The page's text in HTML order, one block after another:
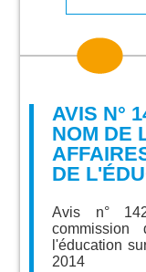
AVIS N°
NOM DE
DE
Avis n°
l'éducation
2014